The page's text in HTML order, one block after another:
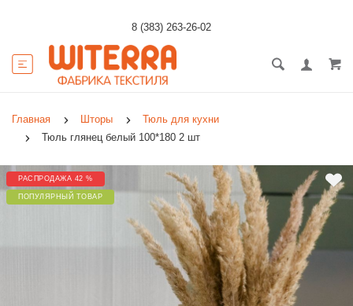
8 (383) 263-26-02
Главная Шторы
Тюль для кухни
Тюль глянец белый 100*180 2 шт
РАСПРОДАЖА 42 %
ПОПУЛЯРНЫЙ ТОВАР